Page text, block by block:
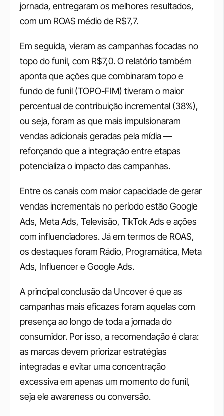
jornada, entregaram os melhores resultados,
com um ROAS médio de R$7,7.
Em seguida, vieram as campanhas focadas no
topo do funil, com R$7,0. O relatório também
aponta que ações que combinaram topo e
fundo de funil (TOPO-FIM) tiveram o maior
percentual de contribuição incremental (38%),
ou seja, foram as que mais impulsionaram
vendas adicionais geradas pela mídia —
reforçando que a integração entre etapas
potencializa o impacto das campanhas.
Entre os canais com maior capacidade de gerar
vendas incrementais no período estão Google
Ads, Meta Ads, Televisão, TikTok Ads e ações
com influenciadores. Já em termos de ROAS,
os destaques foram Rádio, Programática, Meta
Ads, Influencer e Google Ads.
A principal conclusão da Uncover é que as
campanhas mais eficazes foram aquelas com
presença ao longo de toda a jornada do
consumidor. Por isso, a recomendação é clara:
as marcas devem priorizar estratégias
integradas e evitar uma concentração
excessiva em apenas um momento do funil,
seja ele awareness ou conversão.